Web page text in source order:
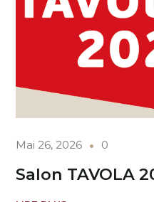
Mai 26, 2026 0
Salon TAVOLA